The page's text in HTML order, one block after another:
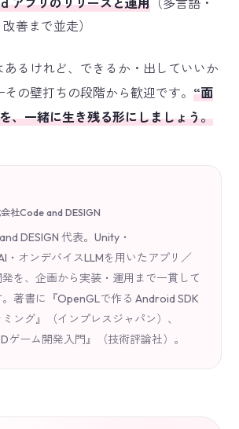
善まで並走）
あるけれど、できるか・出していいか
の壁打ちの段階から歓迎です。 “面
、一緒に生き残る形にしましょう。
社Code and DESIGN
DESIGN 代表。Unity・
・オンデバイスLLMを用いたアプリ／
を、企画から実装・運用まで一貫して
著書に『OpenGLで作る Android SDK
ング』（インプレスジャパン）、
ゲーム開発入門』（技術評論社）。